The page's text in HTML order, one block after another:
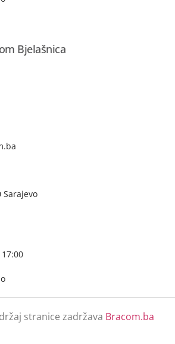
Bjelašnica
Sarajevo
stranice zadržava Bracom.ba